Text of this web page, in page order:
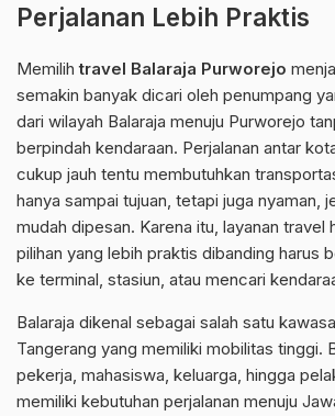
Perjalanan Lebih Praktis
Memilihtravel Balaraja Purworejo
semakin banyak dicari oleh penumpang
dari wilayah Balaraja menuju Purworejo
berpindah kendaraan. Perjalanan antar
cukup jauh tentu membutuhkan
hanya sampai tujuan, tetapi juga nyaman,
mudah dipesan. Karena itu, layanan travel
pilihan yang lebih praktis dibanding harus
ke terminal, stasiun, atau mencari
Balaraja dikenal sebagai salah satu
Tangerang yang memiliki mobilitas tinggi.
pekerja, mahasiswa, keluarga, hingga
memiliki kebutuhan perjalanan menuju